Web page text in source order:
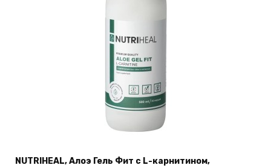
NUTRIHEAL, Алоэ Гель Фит с L-карнитином,